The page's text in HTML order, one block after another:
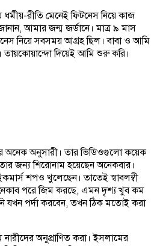
ধর্মীয়-রীতি মেনেই ফিটনেস নিয়ে কাজ
আমার জন্ম জর্ডানে। মাত্র ৯ মাস
নিয়ে সবসময় আগ্রহ ছিল। বাবা ও আমি
তায়কোয়ান্দো দিয়েই আমি শুরু করি।
অনেক অনুসারী। তার ভিডিওগুলো কয়েক
জন্য শিরোনাম হয়েছেন অনেকবার।
শপও খুলেছেন। তাতেই স্বাবলম্বী
পরে জিম করছে, এমন দৃশ্য খুব কম
যখন পর্দা করবেন, তখন ঠিক মতোই করা
অনুপ্রাণিত করা। ইসলামের